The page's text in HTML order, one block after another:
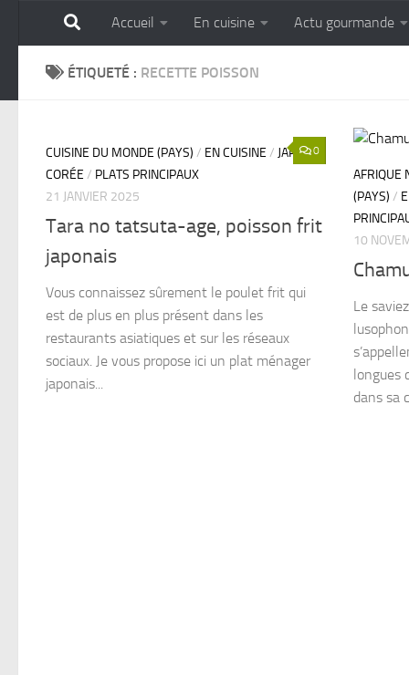
Skip to content
GOURMANDISE SANS
Accueil En cuisine Actu gourmande
ÉTIQUETÉ : RECETTE POISSON
0
CUISINE DU MONDE (PAYS) / EN CUISINE / JAPON,
CORÉE / PLATS PRINCIPAUX
21 JANVIER 2025
Tara no tatsuta-age, poisson frit
japonais
Vous connaissez sûrement le poulet frit qui
est de plus en plus présent dans les
restaurants asiatiques et sur les réseaux
sociaux. Je vous propose ici un plat ménager
japonais...
AFRIQUE
(PAYS) /
10
Le
longues
dans sa